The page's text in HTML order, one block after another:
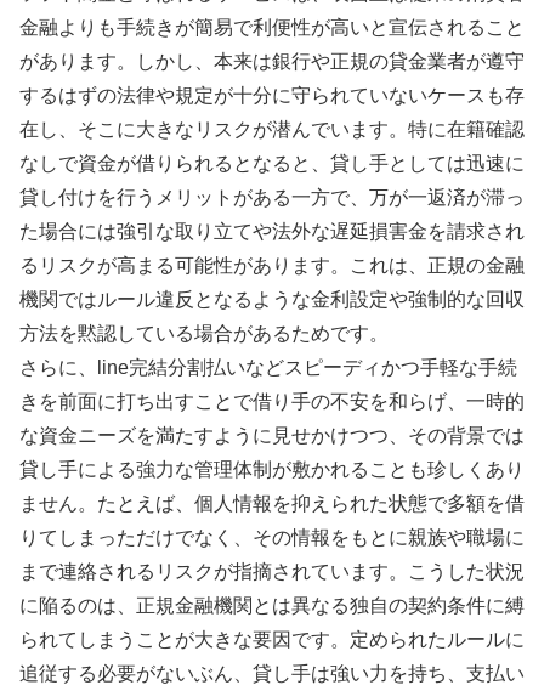
金融よりも手続きが簡易で利便性が高いと宣伝されること
があります。しかし、本来は銀行や正規の貸金業者が遵守
するはずの法律や規定が十分に守られていないケースも存
在し、そこに大きなリスクが潜んでいます。特に在籍確認
なしで資金が借りられるとなると、貸し手としては迅速に
貸し付けを行うメリットがある一方で、万が一返済が滞っ
た場合には強引な取り立てや法外な遅延損害金を請求され
るリスクが高まる可能性があります。これは、正規の金融
機関ではルール違反となるような金利設定や強制的な回収
方法を黙認している場合があるためです。
さらに、line完結分割払いなどスピーディかつ手軽な手続
きを前面に打ち出すことで借り手の不安を和らげ、一時的
な資金ニーズを満たすように見せかけつつ、その背景では
貸し手による強力な管理体制が敷かれることも珍しくあり
ません。たとえば、個人情報を抑えられた状態で多額を借
りてしまっただけでなく、その情報をもとに親族や職場に
まで連絡されるリスクが指摘されています。こうした状況
に陥るのは、正規金融機関とは異なる独自の契約条件に縛
られてしまうことが大きな要因です。定められたルールに
追従する必要がないぶん、貸し手は強い力を持ち、支払い